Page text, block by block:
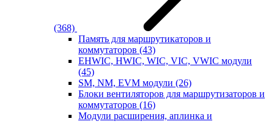
(368)
Память для маршрутикаторов и
коммутаторов (43)
EHWIC, HWIC, WIC, VIC, VWIC модули
(45)
SM, NM, EVM модули (26)
Блоки вентиляторов для маршрутизаторов и
коммутаторов (16)
Модули расширения, аплинка и